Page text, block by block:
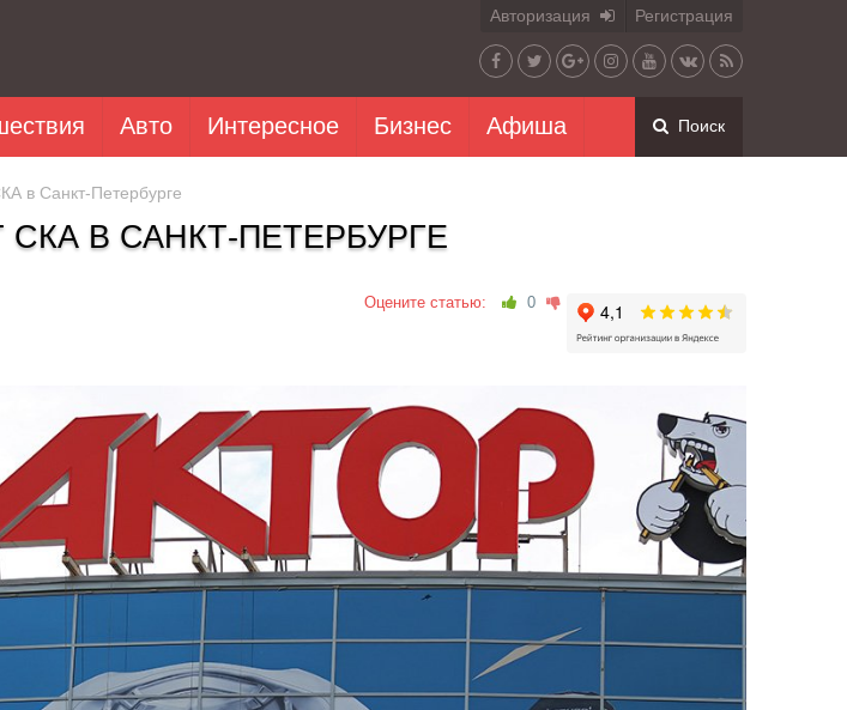
Авторизация Регистрация
Авто Интересное Бизнес Афиша Поиск
в Санкт-Петербурге
СКА В САНКТ-ПЕТЕРБУРГЕ
Оцените статью: 0